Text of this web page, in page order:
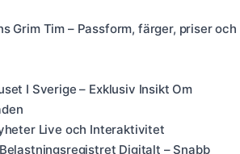
Grim Tim – Passform, färger, priser och
I Sverige – Exklusiv Insikt Om
Live och Interaktivitet
Digitalt – Snabb